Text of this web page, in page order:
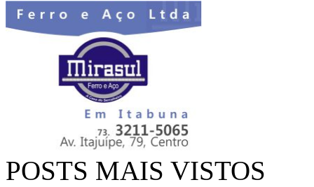
POSTS MAIS VISTOS